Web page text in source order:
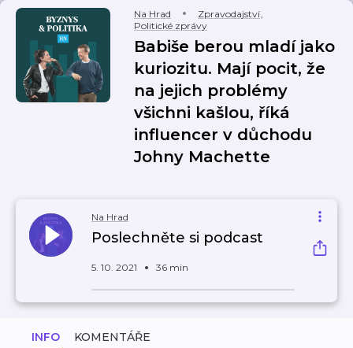
Na Hrad Zpravodajství,
Politické zprávy
Babiše berou mladí jako
kuriozitu. Mají pocit, že
na jejich problémy
všichni kašlou, říká
influencer v důchodu
Johny Machette
Na Hrad
Poslechněte si podcast
5. 10. 2021 36 min
INFO KOMENTÁŘE